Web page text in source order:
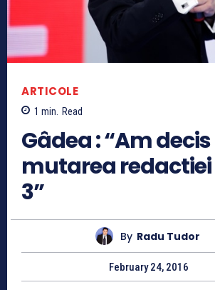
ARTICOLE
1 min. Read
Gâdea : “Am decis
mutarea
3”
By Radu Tudor
February 24, 2016